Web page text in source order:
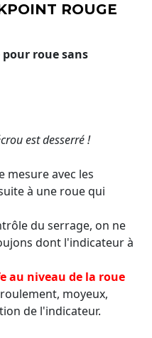
ROUGE
roue sans
est desserré !
mesure avec les
à une roue qui
du serrage, on ne
dont l'indicateur à
au niveau de la roue
moyeux,
de l'indicateur.